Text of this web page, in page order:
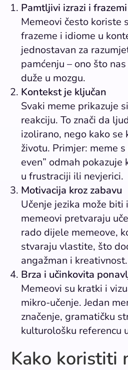
Pamtljivi izrazi i frazemi
Memeovi često koriste
frazeme i idiome u
jednostavan za
pamćenju – ono što
duže u mozgu.
Kontekst je ključan
Svaki meme prikazuje
reakciju. To znači da
izolirano, nego kako se
životu. Primjer: meme s
even” odmah pokazuje
u frustraciji ili nevjerici.
Motivacija kroz zabavu
Učenje jezika može biti
memeovi pretvaraju
rado dijele memeove,
stvaraju vlastite, što
angažman i kreativnost.
Brza i učinkovita
Memeovi su kratki i
mikro-učenje. Jedan
značenje, gramatičku
kulturološku referencu
Kako koristiti